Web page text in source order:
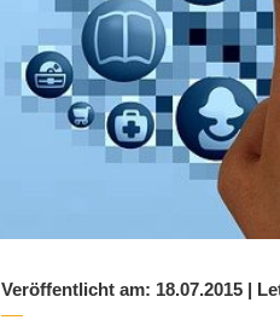
Veröffentlicht am: 18.07.2015 |